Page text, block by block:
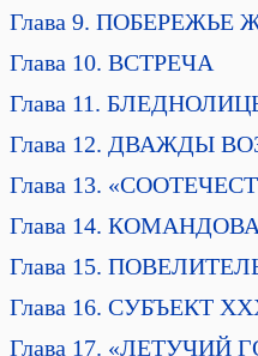
Глава 9.
Глава 10. ВСТРЕЧА
Глава 11.
Глава 12. ДВАЖДЫ
Глава 13.
Глава 14.
Глава 15.
Глава 16. СУБЪЕКТ
Глава 17. «ЛЕТУЧИЙ